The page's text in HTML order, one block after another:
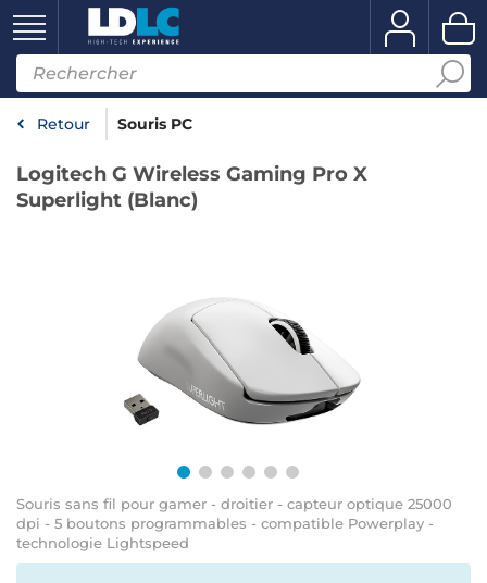
Retour Souris PC
Logitech G Wireless Gaming Pro X
Superlight (Blanc)
Souris sans fil pour gamer - droitier - capteur optique 25000
dpi - 5 boutons programmables - compatible Powerplay -
technologie Lightspeed